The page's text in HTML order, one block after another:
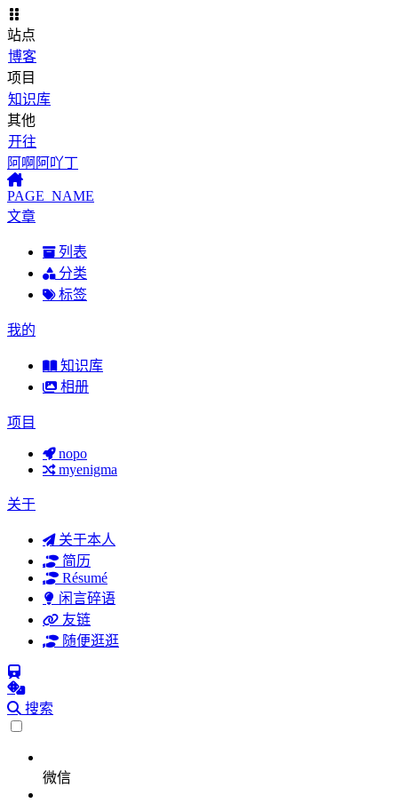
站点
博客
项目
知识库
其他
开往
阿啊阿吖丁
PAGE_NAME
文章
列表
分类
标签
我的
知识库
相册
项目
nopo
myenigma
关于
关于本人
简历
Résumé
闲言碎语
友链
随便逛逛
搜索
微信